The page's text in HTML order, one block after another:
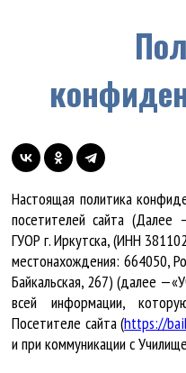
Настоящая политика
посетителей сайта
ГУОР г. Иркутска, (ИНН
местонахождения: 664050,
Байкальская, 267) (далее
всей информации,
Посетителе сайта (https://
и при коммуникации с